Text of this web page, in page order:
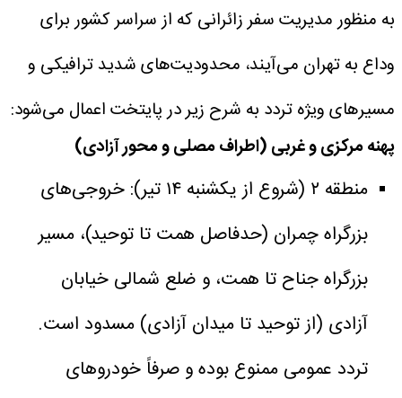
به منظور مدیریت سفر زائرانی که از سراسر کشور برای
وداع به تهران می‌آیند، محدودیت‌های شدید ترافیکی و
مسیرهای ویژه تردد به شرح زیر در پایتخت اعمال می‌شود:
پهنه مرکزی و غربی (اطراف مصلی و محور آزادی)
منطقه ۲ (شروع از یکشنبه ۱۴ تیر): خروجی‌های
بزرگراه چمران (حدفاصل همت تا توحید)، مسیر
بزرگراه جناح تا همت، و ضلع شمالی خیابان
آزادی (از توحید تا میدان آزادی) مسدود است.
تردد عمومی ممنوع بوده و صرفاً خودروهای